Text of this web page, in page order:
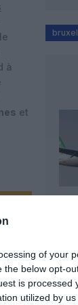
of your
the below opt-
is processed
utilized by
à
et